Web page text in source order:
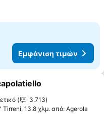
Εμφάνιση τιμών
στα αγαπημένα
3.713
Tirreni, 13.8 χλμ. από: Agerola